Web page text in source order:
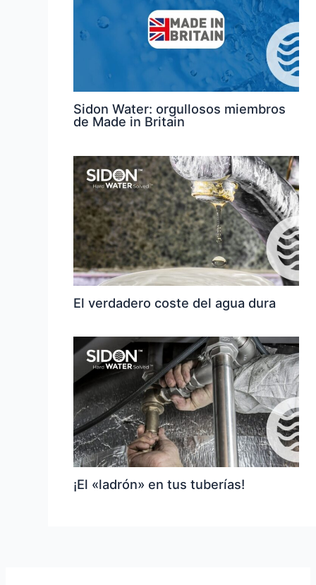
Sidon Water: orgullosos miembros
de Made in Britain
El verdadero coste del agua dura
¡El «ladrón» en tus tuberías!